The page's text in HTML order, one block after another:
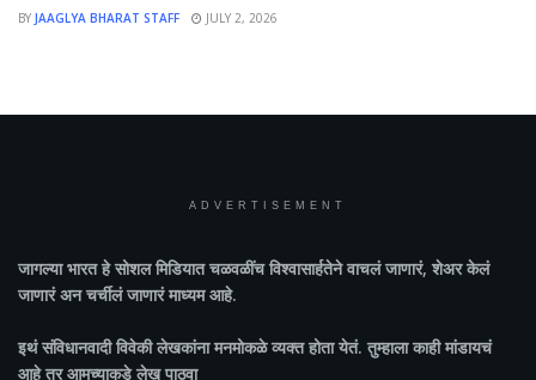
BY JAAGLYA BHARAT STAFF JULY 2, 2026
ADVERTISEMENT
जागल्या भारतहे सोशल मिडियात चळवळींच विश्वासार्हतेने वाचलं जाणारं, शेअर केलं
जाणारं अन चर्चीलं जाणारं माध्यम आहे.
इथं संविधानवादी विवेकी लेखकांना मनमोकळे व्यक्त होता येतं. तुम्हाला काही मांडायचं
आहे तर आमच्याकडे लेख पाठवा